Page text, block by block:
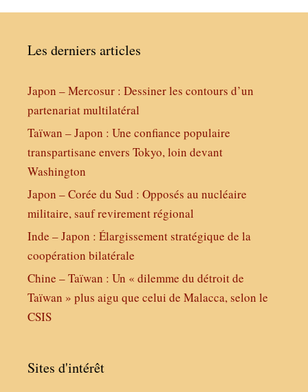
Les derniers articles
Japon – Mercosur : Dessiner les contours d’un
partenariat multilatéral
Taïwan – Japon : Une confiance populaire
transpartisane envers Tokyo, loin devant
Washington
Japon – Corée du Sud : Opposés au nucléaire
militaire, sauf revirement régional
Inde – Japon : Élargissement stratégique de la
coopération bilatérale
Chine – Taïwan : Un « dilemme du détroit de
Taïwan » plus aigu que celui de Malacca, selon le
CSIS
Sites d'intérêt